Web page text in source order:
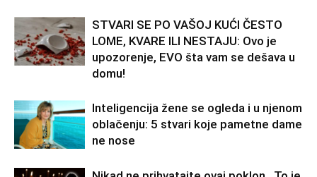
STVARI SE PO VAŠOJ KUĆI ČESTO
LOME, KVARE ILI NESTAJU: Ovo je
upozorenje, EVO šta vam se dešava u
domu!
Inteligencija žene se ogleda i u njenom
oblačenju: 5 stvari koje pametne dame
ne nose